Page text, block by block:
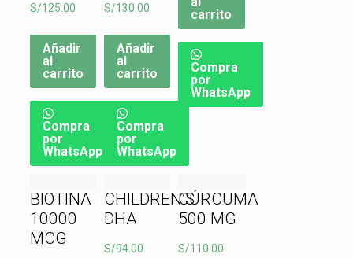
S/125.00
Añadir
al
carrito
Compra
por
WhatsApp
S/130.00
Añadir
al
carrito
Compra
por
WhatsApp
carrito
Compra
por
WhatsApp
BIOTINA
10000
MCG
CHILDREN’S
DHA
S/94.00
CÚRCUMA
500 MG
S/110.00